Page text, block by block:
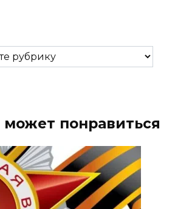
понравиться